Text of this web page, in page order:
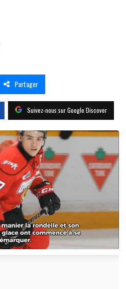
Partager
Suivez-nous sur Google Discover